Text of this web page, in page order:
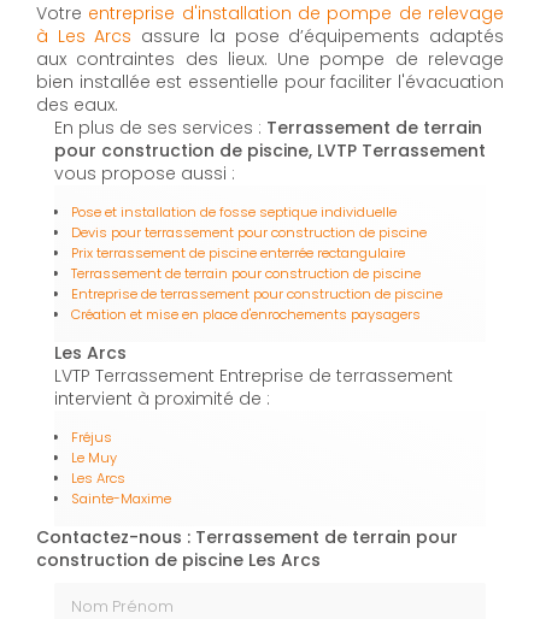
Votre entreprise d'installation de pompe de relevage
à Les Arcs assure la pose d’équipements adaptés
aux contraintes des lieux. Une pompe de relevage
bien installée est essentielle pour faciliter l'évacuation
des eaux.
En plus de ses services : Terrassement de terrain
pour construction de piscine, LVTP Terrassement
vous propose aussi :
Pose et installation de fosse septique individuelle
Devis pour terrassement pour construction de piscine
Prix terrassement de piscine enterrée rectangulaire
Terrassement de terrain pour construction de piscine
Entreprise de terrassement pour construction de piscine
Création et mise en place d'enrochements paysagers
Les Arcs
LVTP Terrassement Entreprise de terrassement
intervient à proximité de :
Fréjus
Le Muy
Les Arcs
Sainte-Maxime
Contactez-nous : Terrassement de terrain pour
construction de piscine Les Arcs